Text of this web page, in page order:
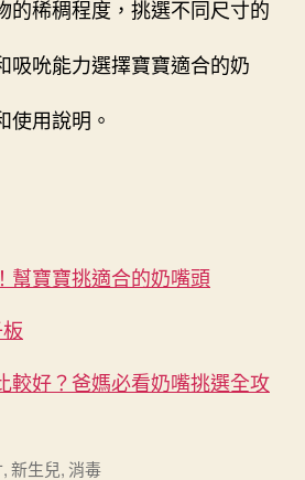
的稀稠程度，挑選不同尺寸的
吸吮能力選擇寶寶適合的奶
用說明。
幫寶寶挑適合的奶嘴頭
較好？爸媽必看奶嘴挑選全攻
,新生兒,消毒